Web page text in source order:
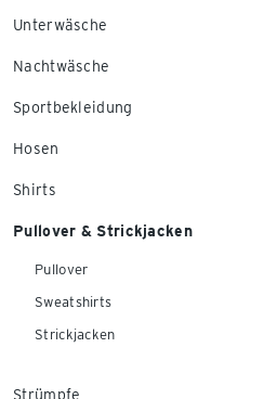
Unterwäsche
Nachtwäsche
Sportbekleidung
Hosen
Shirts
Pullover & Strickjacken
Pullover
Sweatshirts
Strickjacken
Strümpfe